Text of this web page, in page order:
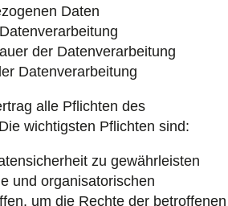
Daten
der Datenverarbeitung
Datenverarbeitung
alle Pflichten des
wichtigsten Pflichten sind:
zu gewährleisten
und organisatorischen
um die Rechte der betroffenen